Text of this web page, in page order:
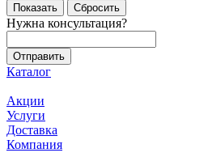
Сбросить
Нужна консультация?
Каталог
Акции
Услуги
Доставка
Компания